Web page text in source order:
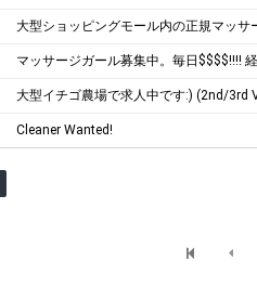
マッサージガール募集中。毎日$$$$!!!!
大型イチゴ農場で求人中です:) (2nd/3rd
Cleaner Wanted!